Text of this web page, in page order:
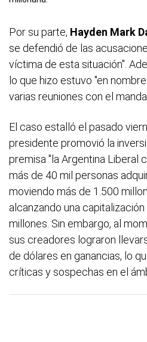
Por su parte, Hayden Mark
se defendió de las
víctima de esta situación".
lo que hizo estuvo "en
varias reuniones con el
El caso estalló el pasado
presidente promovió la
premisa "la Argentina Liberal
más de 40 mil personas
moviendo más de 1.500
alcanzando una
millones. Sin embargo, al
sus creadores lograron
de dólares en ganancias, lo
críticas y sospechas en el